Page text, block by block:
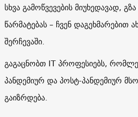
სხვა გამოწვევების მიუხედავად,
წარმატებას – ჩვენ დაგეხმარებით
შერჩევაში.
გაგაცნობთ IT პროფესიებს,
პანდემიურ და პოსტ-პანდემიურ
გაიზრდება.